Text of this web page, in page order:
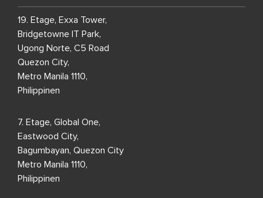
19. Etage, Exxa Tower,
Bridgetowne IT Park,
Ugong Norte, C5 Road
Quezon City,
Metro Manila 1110,
Philippinen
7. Etage, Global One,
Eastwood City,
Bagumbayan, Quezon City
Metro Manila 1110,
Philippinen